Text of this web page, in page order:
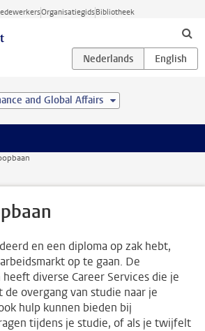
OrganisatiegidsBibliotheek
and Global Affairs
en een diploma op zak hebt,
op te gaan. De
diverse Career Services die je
overgang van studie naar je
hulp kunnen bieden bij
tijdens je studie, of als je twijfelt